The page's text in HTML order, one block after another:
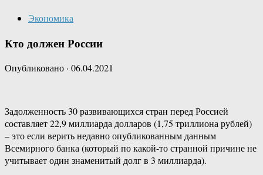
Экономика
Кто должен России
Опубликовано · 06.04.2021
Задолженность 30 развивающихся стран перед Россией
составляет 22,9 миллиарда долларов (1,75 триллиона рублей)
– это если верить недавно опубликованным данным
Всемирного банка (который по какой-то странной причине не
учитывает один знаменитый долг в 3 миллиарда).